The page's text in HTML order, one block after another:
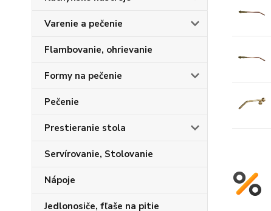
Varenie a pečenie
Flambovanie, ohrievanie
Formy na pečenie
Pečenie
Prestieranie stola
Servírovanie, Stolovanie
Nápoje
Jedlonosiče, fľaše na pitie